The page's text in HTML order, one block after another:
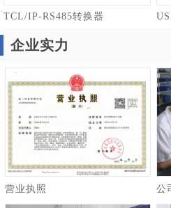
TCL/IP-RS485转换器
企业实力
营业执照 公